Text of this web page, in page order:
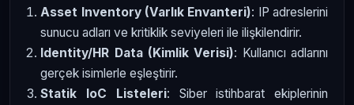
Asset Inventory (Varlık Envanteri): IP adreslerini
sunucu adları ve kritiklik seviyeleri ile ilişkilendirir.
Identity/HR Data (Kimlik Verisi): Kullanıcı adlarını
gerçek isimlerle eşleştirir.
Statik IoC Listeleri: Siber istihbarat ekiplerinin